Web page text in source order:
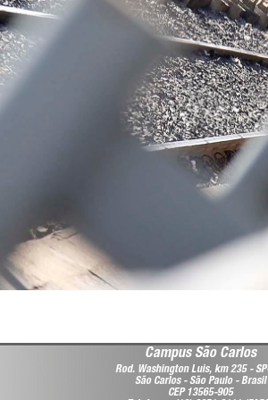
Campus São Carlos
Rod. Washington Luis, km 235 -
São Carlos - São Paulo - Brasil
CEP 13565-905